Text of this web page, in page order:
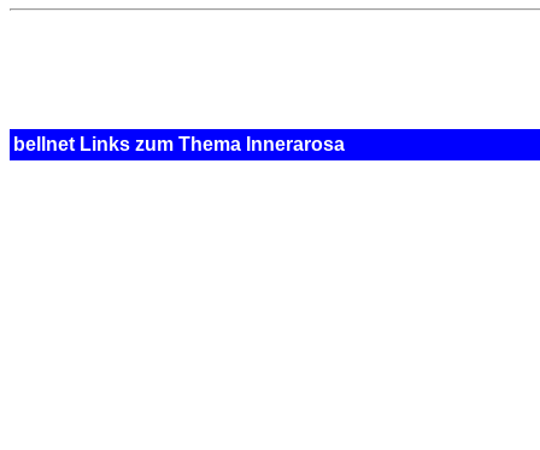
bellnet Links zum Thema Innerarosa